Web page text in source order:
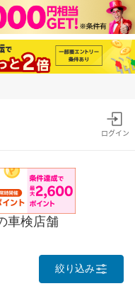
ログイン
車検店舗
絞り込み